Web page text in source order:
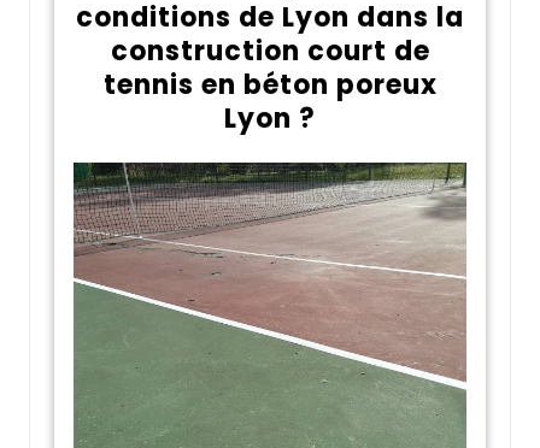
conditions de Lyon dans la
construction court de
tennis en béton poreux
Lyon ?